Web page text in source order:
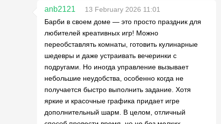
anb2121
13 February 2026 11:01
Барби в своем доме — это просто праздник для
любителей креативных игр! Можно
переобставлять комнаты, готовить кулинарные
шедевры и даже устраивать вечеринки с
подругами. Но иногда управление вызывает
небольшие неудобства, особенно когда не
получается быстро выполнить задание. Хотя
яркие и красочные графика придает игре
дополнительный шарм. В целом, отличный